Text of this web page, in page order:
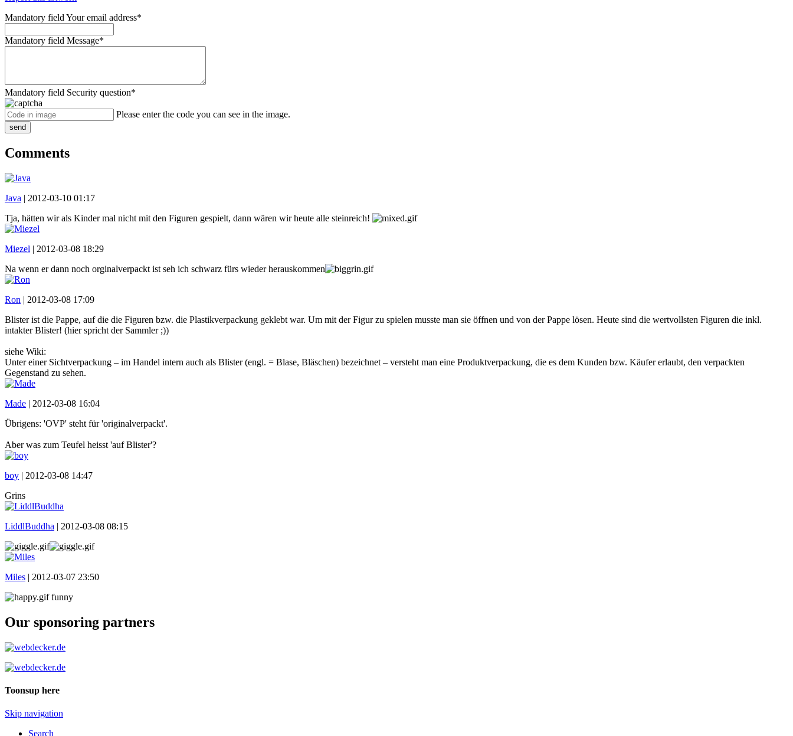
Mandatory field Your email address*
Mandatory field Message*
Mandatory field Security question*
Please enter the code you can see in the image.
send
Comments
Java | 2012-03-10 01:17
Tja, hätten wir als Kinder mal nicht mit den Figuren gespielt, dann wären wir heute alle steinreich!
Miezel | 2012-03-08 18:29
Na wenn er dann noch orginalverpackt ist seh ich schwarz fürs wieder herauskommen
Ron | 2012-03-08 17:09
Blister ist die Pappe, auf die die Figuren bzw. die Plastikverpackung geklebt war. Um mit der Figur zu spielen musste man sie öffnen und von der Pappe lösen. Heute sind die wertvollsten Figuren die inkl.
intakter Blister! (hier spricht der Sammler ;))
siehe Wiki:
Unter einer Sichtverpackung – im Handel intern auch als Blister (engl. = Blase, Bläschen) bezeichnet – versteht man eine Produktverpackung, die es dem Kunden bzw. Käufer erlaubt, den verpackten
Gegenstand zu sehen.
Made | 2012-03-08 16:04
Übrigens: 'OVP' steht für 'originalverpackt'.
Aber was zum Teufel heisst 'auf Blister'?
boy | 2012-03-08 14:47
Grins
LiddlBuddha | 2012-03-08 08:15
Miles | 2012-03-07 23:50
funny
Our sponsoring partners
Toonsup here
Skip navigation
Search